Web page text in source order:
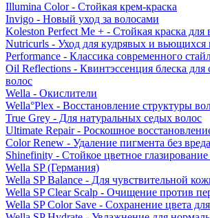
Illumina Color - Стойкая крем-краска
Invigo - Новый уход за волосами
Koleston Perfect Me + - Стойкая краска для
Nutricurls - Уход для кудрявых и вьющихся
Performance - Классика современного
Oil Reflections - Квинтэссенция блеска
волос
Wella - Окислители
Wella°Plex - Восстановление структуры
True Grey - Для натуральных седых волос
Ultimate Repair - Роскошное
Color Renew - Удаление пигмента без
Shinefinity - Стойкое цветное
Wella SP (Германия)
Wella SP Balance - Для чувствительной
Wella SP Clear Scalp - Очищение против
Wella SP Color Save - Сохранение цвета